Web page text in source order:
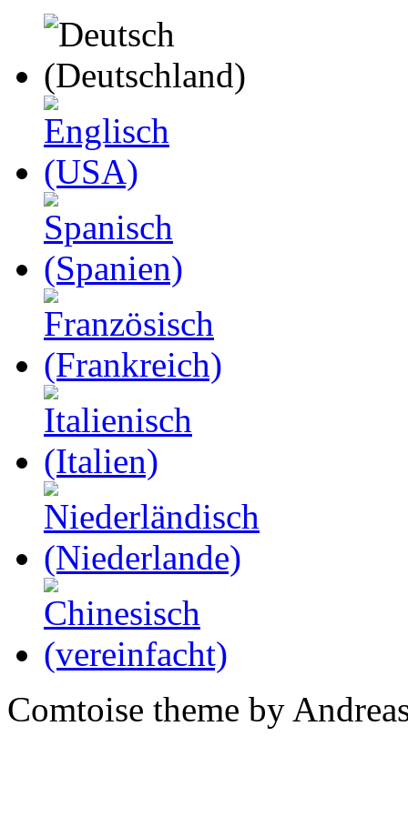
Comtoise theme by